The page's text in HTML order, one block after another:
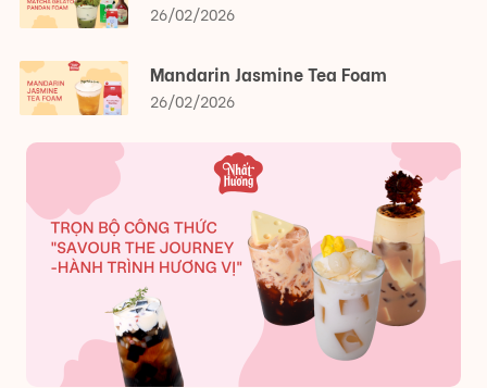
26/02/2026
Mandarin Jasmine Tea Foam
26/02/2026